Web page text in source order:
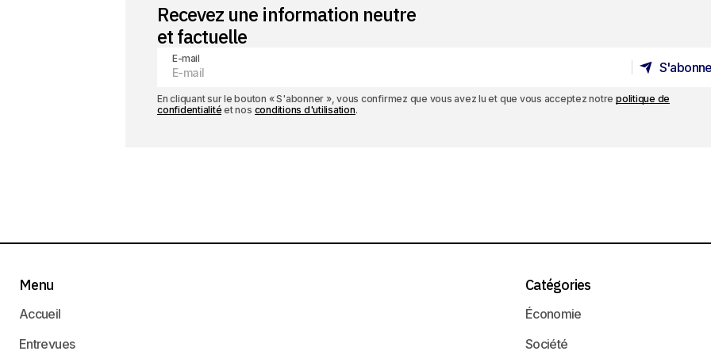
Recevez une information neutre
et factuelle
E-mail
En cliquant sur le bouton « S'abonner », vous confirmez que vous avez lu et que vous acceptez notrepolitique de
confidentialité et nos conditions d'utilisation.
Menu
Accueil
Entrevues
Catégories
Économie
Société